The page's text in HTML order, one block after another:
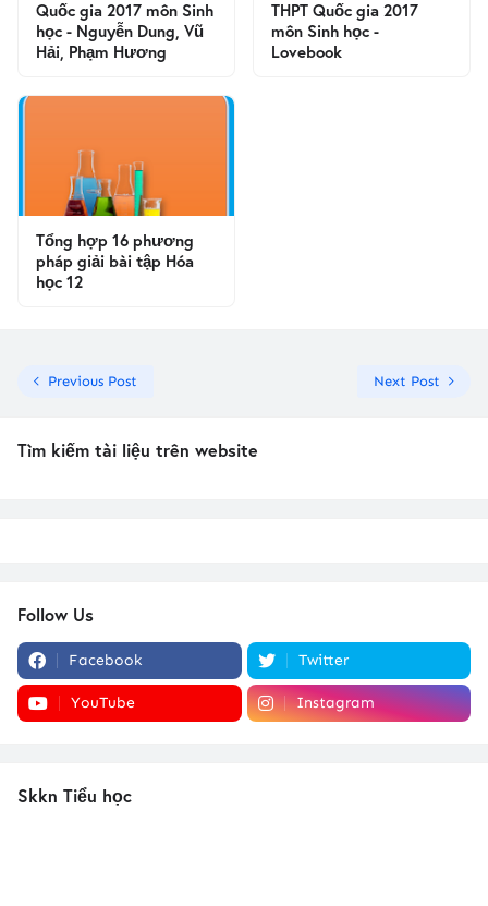
Quốc gia 2017 môn Sinh
học - Nguyễn Dung, Vũ
Hải, Phạm Hương
THPT Quốc gia 2017
môn Sinh học -
Lovebook
Tổng hợp 16 phương
pháp giải bài tập Hóa
học 12
Previous Post Next Post
Tìm kiếm tài liệu trên website
Follow Us
Facebook Twitter
YouTube Instagram
Skkn Tiểu học